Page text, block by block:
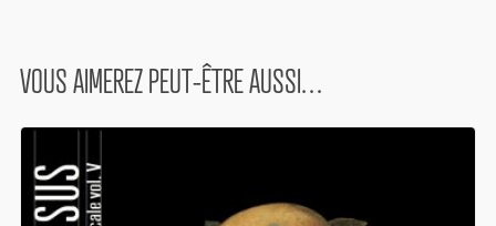
I need to register Lost your password?
VOUS AIMEREZ PEUT-ÊTRE AUSSI…